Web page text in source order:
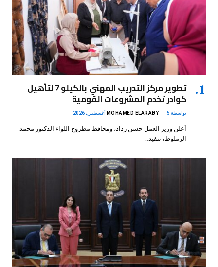
تطوير مركز التدريب المهني بالكيلو 7 لتأهيل
كوادر تخدم المشروعات القومية
بواسطة MOHAMED ELARABY 5 أغسطس، 2026
أعلن وزير العمل حسن رداد، ومحافظ مطروح اللواء الدكتور محمد
الزملوط، تنفيذ…